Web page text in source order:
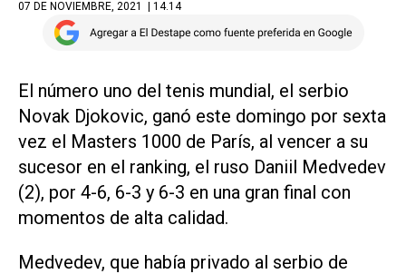
07 DE NOVIEMBRE, 2021 | 14.14
El número uno del tenis mundial, el serbio
Novak Djokovic, ganó este domingo por sexta
vez el Masters 1000 de París, al vencer a su
sucesor en el ranking, el ruso Daniil Medvedev
(2), por 4-6, 6-3 y 6-3 en una gran final con
momentos de alta calidad.
Medvedev, que había privado al serbio de